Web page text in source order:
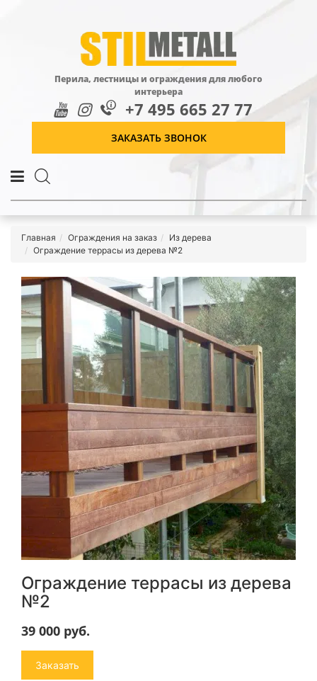
Перила, лестницы и ограждения для любого
интерьера
+7 495 665 27 77
ЗАКАЗАТЬ ЗВОНОК
Главная Ограждения на заказ
Из дерева
Ограждение террасы из дерева №2
Ограждение террасы из дерева
№2
39 000 руб.
Заказать